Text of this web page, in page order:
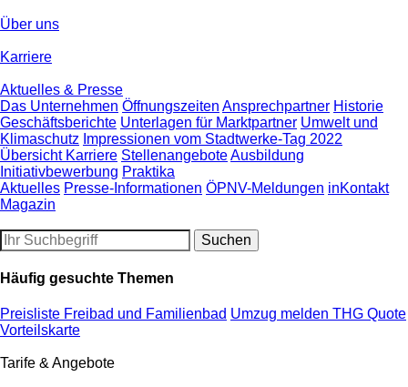
Über uns
Karriere
Aktuelles & Presse
Das Unternehmen Öffnungszeiten Ansprechpartner Historie
Geschäftsberichte Unterlagen für Marktpartner Umwelt und
Klimaschutz Impressionen vom Stadtwerke-Tag 2022
Übersicht Karriere StellenangeboteAusbildung
Initiativbewerbung Praktika
Aktuelles Presse-Informationen ÖPNV-Meldungen inKontakt
Magazin
Häufig gesuchte Themen
Preisliste Freibad und Familienbad Umzug melden THG Quote
Vorteilskarte
Tarife & Angebote